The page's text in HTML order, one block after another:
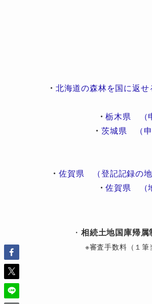
・ 北海道の森林を国に返
・栃木県 （
・ 茨城県 （申
・ 佐賀県 （登記記録の地
・佐賀県 （
・相続土地国庫帰
※審査手数料（１筆